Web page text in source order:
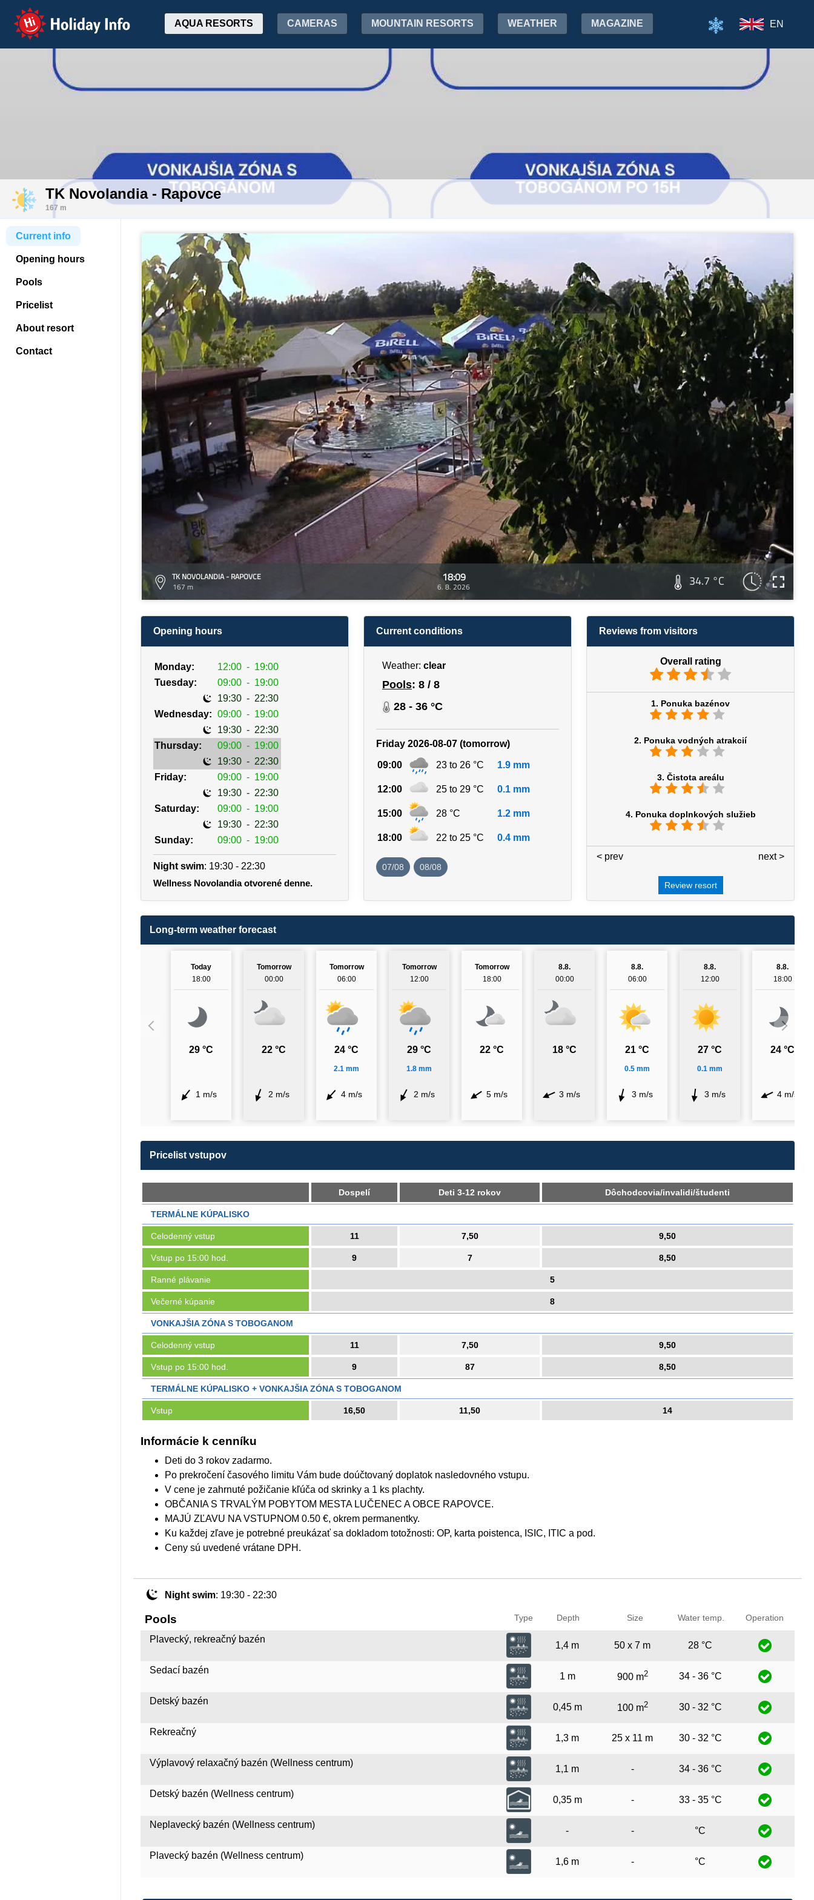
Holiday Info AQUA RESORTS CAMERAS MOUNTAIN RESORTS WEATHER MAGAZINE EN
TK Novolandia - Rapovce
167 m
Current info
Opening hours
Pools
Pricelist
About resort
Contact
TK NOVOLANDIA - RAPOVCE
167 m
18:09
6. 8. 2026 34.7 °C
Opening hours
Monday: 12:00 - 19:00
Tuesday:
09:00 - 19:00
19:30 - 22:30
Wednesday: 09:00 - 19:00
19:30 - 22:30
Thursday:
09:00 - 19:00
19:30 - 22:30
Friday:
09:00 - 19:00
19:30 - 22:30
Saturday:
09:00 - 19:00
19:30 - 22:30
Sunday:
09:00 - 19:00
Night swim: 19:30 - 22:30
Wellness Novolandia otvorené denne.
Current conditions
Weather: clear
Pools: 8 / 8
28 - 36 °C
Friday 2026-08-07 (tomorrow)
09:00 23 to 26 °C 1.9 mm
12:00 25 to 29 °C 0.1 mm
15:00 28 °C 1.2 mm
18:00 22 to 25 °C 0.4 mm
07/08 08/08
Reviews from visitors
Overall rating
1. Ponuka bazénov
2. Ponuka vodných atrakcií
3. Čistota areálu
4. Ponuka doplnkových služieb
next >
< prev
Review resort
Long-term weather forecast
Today
18:00
29 °C
1 m/s
Tomorrow
00:00
22 °C
2 m/s
Tomorrow
06:00
24 °C
2.1 mm
4 m/s
Tomorrow
12:00
29 °C
1.8 mm
2 m/s
Tomorrow
18:00
22 °C
5 m/s
8.8.
00:00
18 °C
3 m/s
8.8.
06:00
21 °C
0.5 mm
3 m/s
8.8.
12:00
27 °C
0.1 mm
3 m/s
8.8.
18:00
24 °C
4 m/s
Pricelist vstupov
Dospelí Deti 3-12 rokov Dôchodcovia/invalidi/študenti
TERMÁLNE KÚPALISKO
Celodenný vstup 11 7,50 9,50
Vstup po 15:00 hod. 9 7 8,50
Ranné plávanie 5
Večerné kúpanie 8
VONKAJŠIA ZÓNA S TOBOGANOM
Celodenný vstup 11 7,50 9,50
Vstup po 15:00 hod. 9 87 8,50
TERMÁLNE KÚPALISKO + VONKAJŠIA ZÓNA S TOBOGANOM
Vstup 16,50 11,50 14
Informácie k cenníku
Deti do 3 rokov zadarmo.
Po prekročení časového limitu Vám bude doúčtovaný doplatok nasledovného vstupu.
V cene je zahrnuté požičanie kľúča od skrinky a 1 ks plachty.
OBČANIA S TRVALÝM POBYTOM MESTA LUČENEC A OBCE RAPOVCE.
MAJÚ ZĽAVU NA VSTUPNOM 0.50 €, okrem permanentky.
Ku každej zľave je potrebné preukázať sa dokladom totožnosti: OP, karta poistenca, ISIC, ITIC a pod.
Ceny sú uvedené vrátane DPH.
Night swim: 19:30 - 22:30
Pools Type Depth Size Water temp. Operation
Plavecký, rekreačný bazén
1,4 m 50 x 7 m 28 °C
Sedací bazén
1 m 900 m2 34 - 36 °C
Detský bazén
0,45 m 100 m2 30 - 32 °C
Rekreačný
1,3 m 25 x 11 m 30 - 32 °C
Výplavový relaxačný bazén (Wellness centrum)
1,1 m - 34 - 36 °C
Detský bazén (Wellness centrum)
0,35 m - 33 - 35 °C
Neplavecký bazén (Wellness centrum)
- - °C
Plavecký bazén (Wellness centrum)
1,6 m - °C